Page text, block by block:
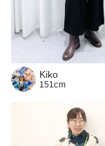
Kiko
151cm